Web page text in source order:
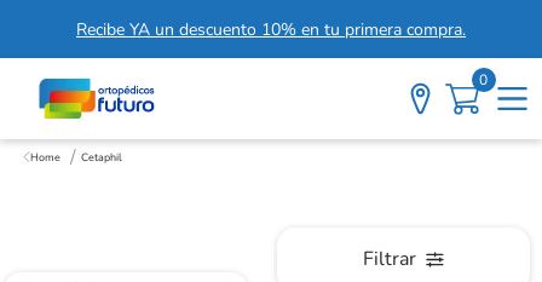
Recibe YA un descuento 10% en tu primera compra.
0
Cetaphil
Cetaphil
Filtrar